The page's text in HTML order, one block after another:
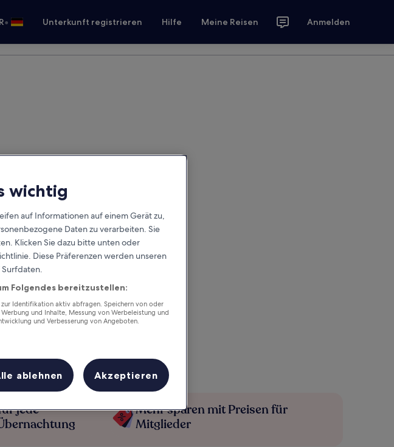
• Unterkunft registrieren Hilfe Meine Reisen Anmelden
jede
Mehr sparen mit Preisen für
Mitglieder
wichtig
auf Informationen auf einem Gerät zu,
Daten zu verarbeiten. Sie
Klicken Sie dazu bitte unten oder
Diese Präferenzen werden unseren
Surfdaten.
Folgendes bereitzustellen:
Identifikation aktiv abfragen. Speichern von oder
und Inhalte, Messung von Werbeleistung und
und Verbesserung von Angeboten.
ablehnen Akzeptieren